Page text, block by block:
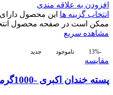
افزودن به علاقه مندی
انتخاب گزینه ها این محصول
ممکن است در صفحه محصول
مشاهده سریع
-13% ناموجود جدید
مقایسه
پسته خندان اکبری -1000گرمی